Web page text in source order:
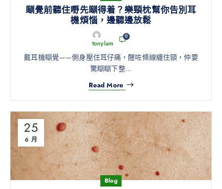
瞓覺前聽住嘢先瞓得着？樂頸枕幫你告別耳
機煩惱，邊聽邊放鬆
tonylam
0
戴耳機瞓覺——側身壓住耳仔痛，醒咗條線纏住頸，仲要
驚瞓瞓下整…
Read More
25
6 月
Blog